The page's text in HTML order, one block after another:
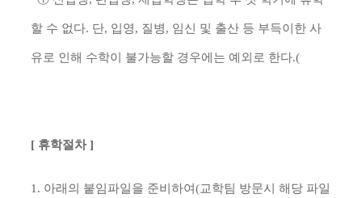
할 수 없다. 단, 입영, 질병, 임신 및 출산 등 부득이한 사
유로 인해 수학이 불가능할 경우에는 예외로 한다.(
[ 휴학절차 ]
1. 아래의 붙임파일을 준비하여(교학팀 방문시 해당 파일